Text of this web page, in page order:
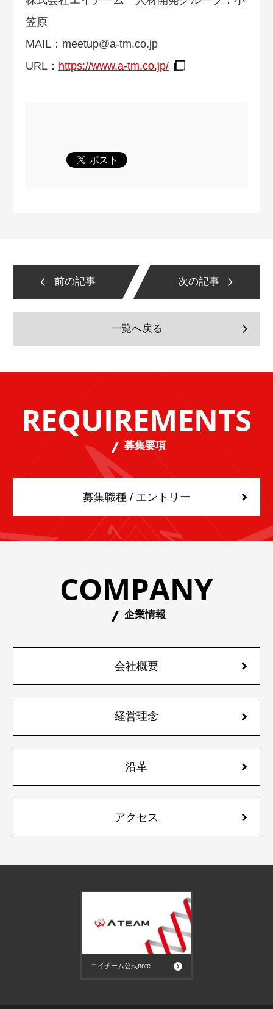
笠原
MAIL： meetup@a-tm.co.jp
URL： https://www.a-tm.co.jp/
前の記事 次の記事
一覧へ戻る
REQUIREMENTS
募集要項
募集職種 / エントリー
COMPANY
企業情報
会社概要
経営理念
沿革
アクセス
エイチーム公式note